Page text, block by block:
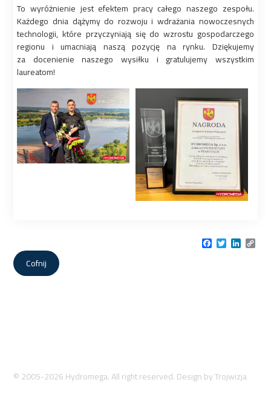
To wyróżnienie jest efektem pracy całego naszego zespołu.
Każdego dnia dążymy do rozwoju i wdrażania nowoczesnych
technologii, które przyczyniają się do wzrostu gospodarczego
regionu i umacniają naszą pozycję na rynku. Dziękujemy
za docenienie naszego wysiłku i gratulujemy wszystkim
laureatom!
Facebook
Twitter
Link
Cofnij
© 2005-2026 Hydromega. All right reserved. Design byTrojwizja